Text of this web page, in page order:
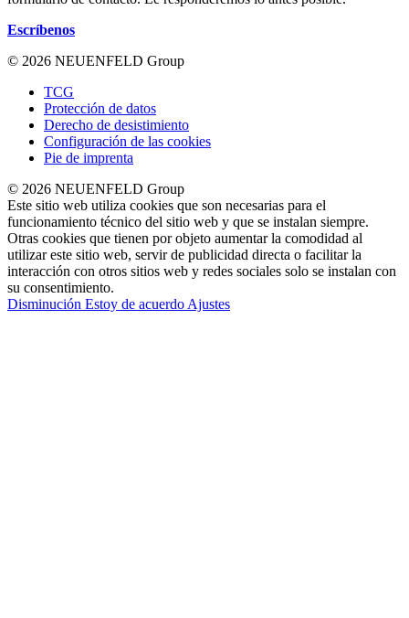
Escríbenos
© 2026 NEUENFELD Group
TCG
Protección de datos
Derecho de desistimiento
Configuración de las cookies
Pie de imprenta
© 2026 NEUENFELD Group
Este sitio web utiliza cookies que son necesarias para el
funcionamiento técnico del sitio web y que se instalan siempre.
Otras cookies que tienen por objeto aumentar la comodidad al
utilizar este sitio web, servir de publicidad directa o facilitar la
interacción con otros sitios web y redes sociales solo se instalan con
su consentimiento.
Disminución Estoy de acuerdo Ajustes